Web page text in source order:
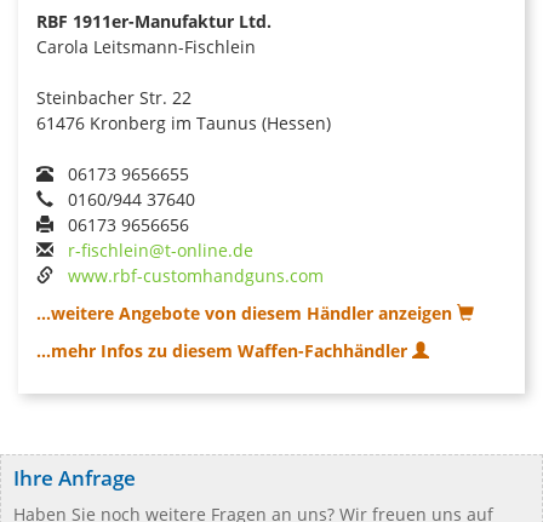
RBF 1911er-Manufaktur Ltd.
Carola Leitsmann-Fischlein
Steinbacher Str. 22
61476 Kronberg im Taunus (Hessen)
06173 9656655
0160/944 37640
06173 9656656
r-fischlein@t-online.de
www.rbf-customhandguns.com
...weitere Angebote von diesem Händler anzeigen
...mehr Infos zu diesem Waffen-Fachhändler
Ihre Anfrage
Haben Sie noch weitere Fragen an uns? Wir freuen uns auf